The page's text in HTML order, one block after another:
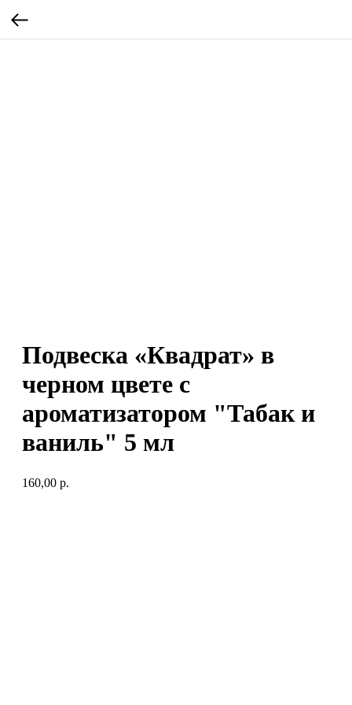
Подвеска «Квадрат» в
черном цвете с
ароматизатором "Табак и
ваниль" 5 мл
160,00 р.